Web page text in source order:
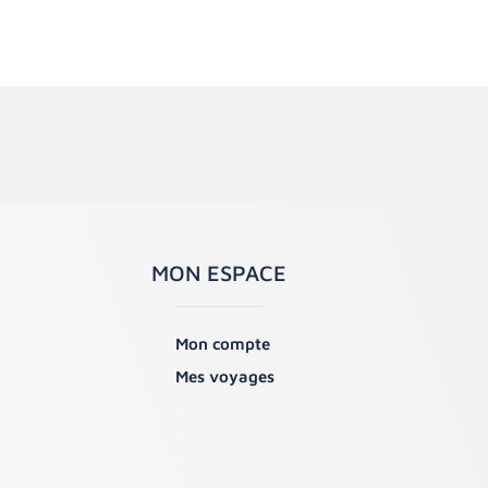
MON ESPACE
Mon compte
Mes voyages